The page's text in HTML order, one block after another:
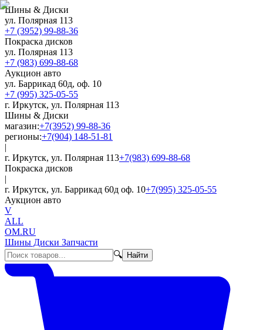
Шины & Диски
ул. Полярная 113
+7 (3952) 99-88-36
Покраска дисков
ул. Полярная 113
+7 (983) 699-88-68
Аукцион авто
ул. Баррикад 60д, оф. 10
+7 (995) 325-05-55
г. Иркутск, ул. Полярная 113
Шины & Диски
магазин:+7(3952) 99-88-36
регионы:+7(904) 148-51-81
|
г. Иркутск, ул. Полярная 113+7(983) 699-88-68
Покраска дисков
|
г. Иркутск, ул. Баррикад 60д оф. 10+7(995) 325-05-55
Аукцион авто
V
ALL
OM.RU
Шины Диски Запчасти
🔍
Найти